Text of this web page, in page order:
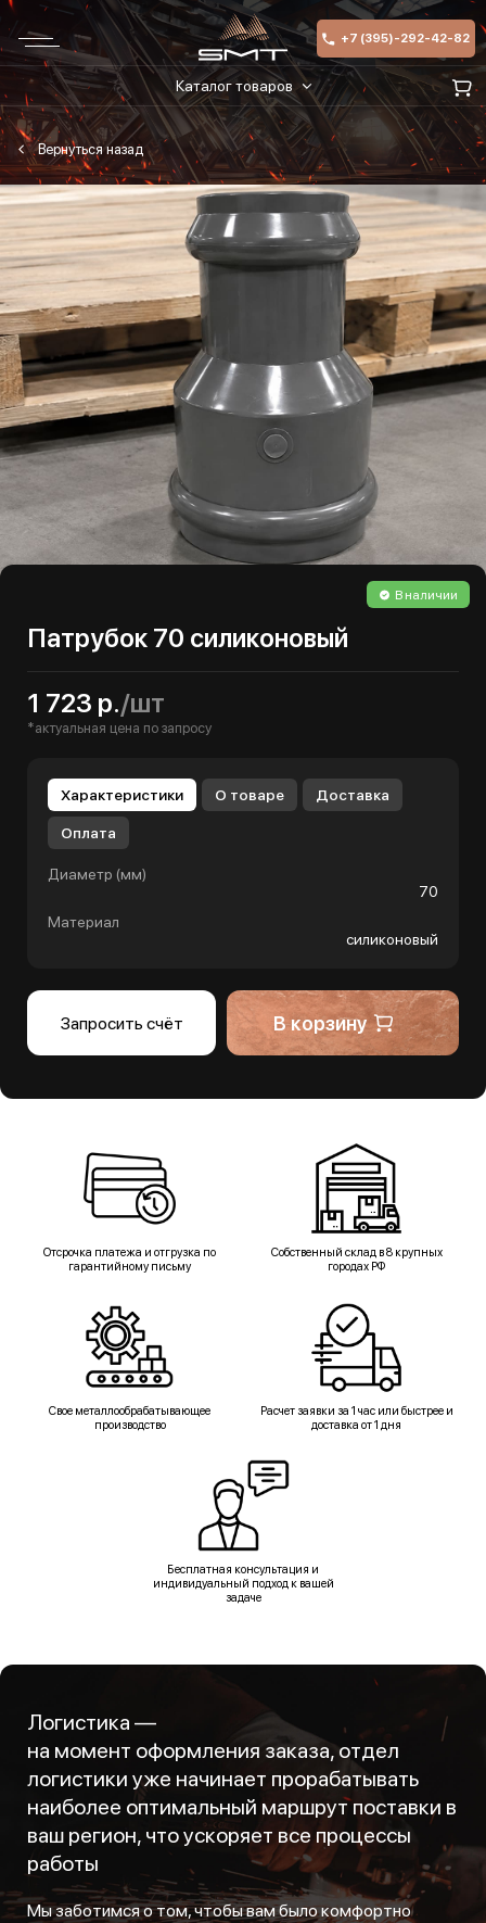
+7 (395)-292-42-82
Каталог товаров
В наличии
Патрубок 70 силиконовый
1 723 р./шт
*актуальная цена по запросу
Характеристики О товаре Доставка
Оплата
Диаметр (мм)
70
Материал
силиконовый
Запросить счёт В корзину
Отсрочка платежа и отгрузка по
гарантийному письму
Собственный склад в 8 крупных
городах РФ
Свое металлообрабатывающее
производство
Расчет заявки за 1 час или быстрее и
доставка от 1 дня
Бесплатная консультация и
индивидуальный подход к вашей
задаче
Логистика —
на момент оформления заказа, отдел
логистики уже начинает прорабатывать
наиболее оптимальный маршрут поставки в
ваш регион, что ускоряет все процессы
работы
Мы заботимся о том, чтобы вам было комфортно